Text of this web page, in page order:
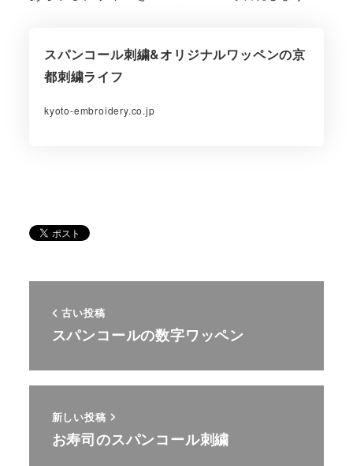
スパンコール刺繍&オリジナルワッペンの京
都刺繍ライフ
kyoto-embroidery.co.jp
古い投稿
スパンコールの数字ワッペン
新しい投稿
お寿司のスパンコール刺繍